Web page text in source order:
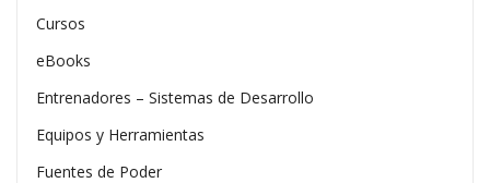
Cursos
eBooks
Entrenadores – Sistemas de Desarrollo
Equipos y Herramientas
Fuentes de Poder